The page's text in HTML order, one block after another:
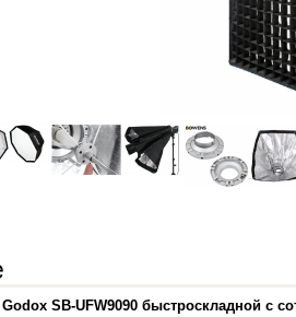
SB-UFW9090 быстроскладной с